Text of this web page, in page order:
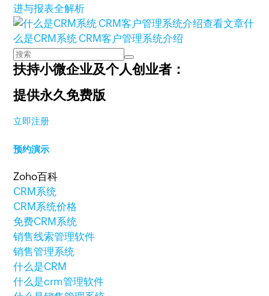
进与报表全解析
查看文章什
么是CRM系统 CRM客户管理系统介绍
扶持小微企业及个人创业者：
提供永久免费版
立即注册
预约演示
Zoho百科
CRM系统
CRM系统价格
免费CRM系统
销售线索管理软件
销售管理系统
什么是CRM
什么是crm管理软件